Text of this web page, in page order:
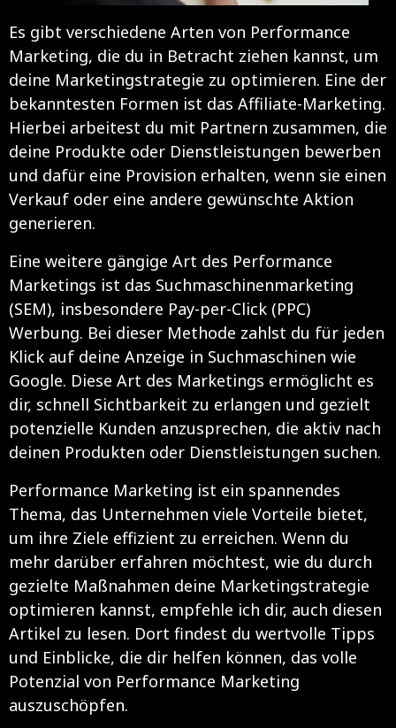
Es gibt verschiedene Arten von Performance
Marketing, die du in Betracht ziehen kannst, um
deine Marketingstrategie zu optimieren. Eine der
bekanntesten Formen ist das Affiliate-Marketing.
Hierbei arbeitest du mit Partnern zusammen, die
deine Produkte oder Dienstleistungen bewerben
und dafür eine Provision erhalten, wenn sie einen
Verkauf oder eine andere gewünschte Aktion
generieren.
Eine weitere gängige Art des Performance
Marketings ist das Suchmaschinenmarketing
(SEM), insbesondere Pay-per-Click (PPC)
Werbung. Bei dieser Methode zahlst du für jeden
Klick auf deine Anzeige in Suchmaschinen wie
Google. Diese Art des Marketings ermöglicht es
dir, schnell Sichtbarkeit zu erlangen und gezielt
potenzielle Kunden anzusprechen, die aktiv nach
deinen Produkten oder Dienstleistungen suchen.
Performance Marketing ist ein spannendes
Thema, das Unternehmen viele Vorteile bietet,
um ihre Ziele effizient zu erreichen. Wenn du
mehr darüber erfahren möchtest, wie du durch
gezielte Maßnahmen deine Marketingstrategie
optimieren kannst, empfehle ich dir, auch diesen
Artikel zu lesen. Dort findest du wertvolle Tipps
und Einblicke, die dir helfen können, das volle
Potenzial von Performance Marketing
auszuschöpfen.